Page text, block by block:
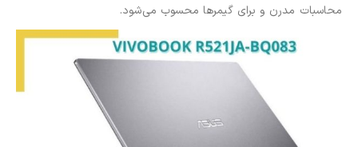
محاسبات مدرن و برای گیمرها محسوب می‌شود.